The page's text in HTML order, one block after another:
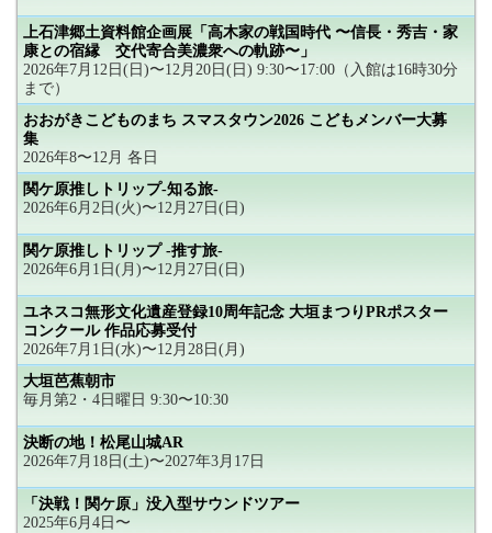
上石津郷土資料館企画展「高木家の戦国時代 〜信長・秀吉・家
康との宿縁 交代寄合美濃衆への軌跡〜」
2026年7月12日(日)〜12月20日(日) 9:30〜17:00（入館は16時30分
まで）
おおがきこどものまち スマスタウン2026 こどもメンバー大募
集
2026年8〜12月 各日
関ケ原推しトリップ-知る旅-
2026年6月2日(火)〜12月27日(日)
関ケ原推しトリップ -推す旅-
2026年6月1日(月)〜12月27日(日)
ユネスコ無形文化遺産登録10周年記念 大垣まつりPRポスター
コンクール 作品応募受付
2026年7月1日(水)〜12月28日(月)
大垣芭蕉朝市
毎月第2・4日曜日 9:30〜10:30
決断の地！松尾山城AR
2026年7月18日(土)〜2027年3月17日
「決戦！関ケ原」没入型サウンドツアー
2025年6月4日〜